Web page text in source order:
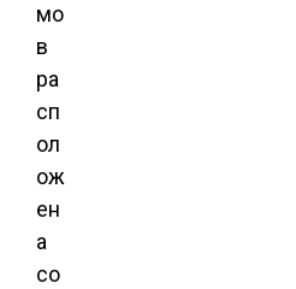
мо
в
ра
сп
ол
ож
ен
а
со